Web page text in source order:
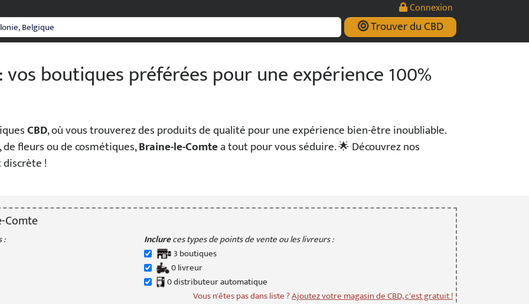
Connexion
Trouver du CBD
boutiques préférées pour une expérience 100%
CBD, où vous trouverez des produits de qualité pour une expérience bien-être inoubliable.
de fleurs ou de cosmétiques,Braine-le-Comtea tout pour vous séduire. 🌟 Découvrez nos
!
Comte
: Inclureces types de points de vente ou les livreurs :
3 boutiques
0livreur
0distributeurautomatique
Vous n'êtes pas dans liste ?Ajoutez votre magasin de CBD, c'est gratuit !